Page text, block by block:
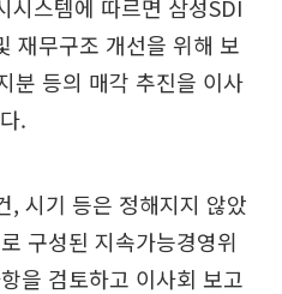
시스템에 따르면 삼성SDI
재무구조 개선을 위해 보
분 등의 매각 추진을 이사
.
, 시기 등은 정해지지 않았
구성된 지속가능경영위
을 검토하고 이사회 보고